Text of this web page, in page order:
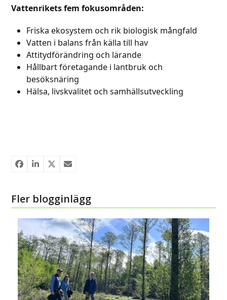
Vattenrikets fem fokusområden:
Friska ekosystem och rik biologisk mångfald
Vatten i balans från källa till hav
Attitydförändring och lärande
Hållbart företagande i lantbruk och
besöksnäring
Hälsa, livskvalitet och samhällsutveckling
Fler blogginlägg